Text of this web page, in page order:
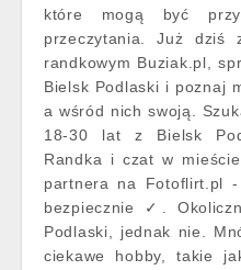
które mogą być
przeczytania. Już dziś
randkowym Buziak.pl,
Bielsk Podlaski i poznaj
a wśród nich swoją.
18-30 lat z Bielsk
Randka i czat w
partnera na Fotoflirt.pl
bezpiecznie ✓.
Podlaski, jednak nie.
ciekawe hobby, takie